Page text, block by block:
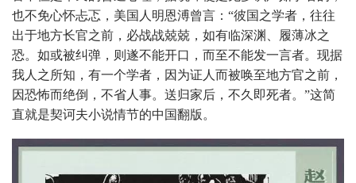
也不免心怀忐忑，美国人明恩溥曾言：“彼国之学者，往往
出于地方长官之前，必战战兢兢，如有临深渊、履薄冰之
恐。如或被纠弹，则遂不能开口，而至不能发一言者。现据
我人之所知，有一个学者，因为证人而被唤至地方官之前，
因恐怖而绝倒，不省人事。送归家后，不久即死者。”这简
直就是契诃夫小说情节的中国翻版。